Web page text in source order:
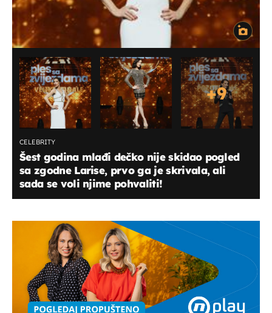
+9
CELEBRITY
Šest godina mlađi dečko nije skidao pogled
sa zgodne Larise, prvo ga je skrivala, ali
sada se voli njime pohvaliti!